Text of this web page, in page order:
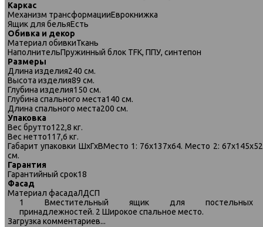
1Пф-2ек (левый) 1068 горчичный
(Vegas 560/234)
Каркас
Механизм трансформацииЕврокнижка
Ящик для бельяЕсть
Обивка и декор
Материал обивкиТкань
НаполнительПружинный блок TFK, ППУ, синтепон
Размеры
Длина изделия240 см.
Высота изделия89 см.
Глубина изделия150 см.
Глубина спального места140 см.
Длина спального места200 см.
Упаковка
Вес брутто122,8 кг.
Вес нетто117,6 кг.
Габарит упаковки ШхГхВМесто 1: 76х137х64. Место 2:
см.
Гарантия
Гарантийный срок18
Фасад
Материал фасадаЛДСП
1 Вместительный ящик для постельных
принадлежностей. 2 Широкое спальное место.
Загрузка комментариев...